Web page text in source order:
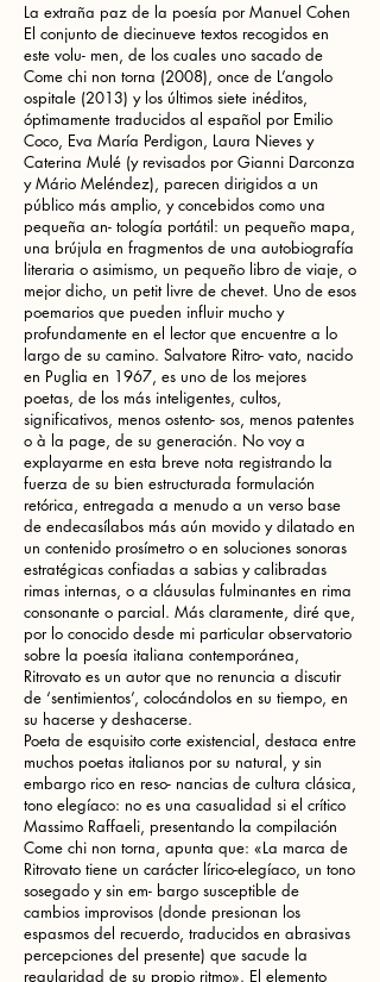
La extraña paz de la poesía por Manuel Cohen
El conjunto de diecinueve textos recogidos en
este volu- men, de los cuales uno sacado de
Come chi non torna (2008), once de L’angolo
ospitale (2013) y los últimos siete inéditos,
óptimamente traducidos al español por Emilio
Coco, Eva María Perdigon, Laura Nieves y
Caterina Mulé (y revisados por Gianni Darconza
y Mário Meléndez), parecen dirigidos a un
público más amplio, y concebidos como una
pequeña an- tología portátil: un pequeño mapa,
una brújula en fragmentos de una autobiografía
literaria o asimismo, un pequeño libro de viaje, o
mejor dicho, un petit livre de chevet. Uno de esos
poemarios que pueden influir mucho y
profundamente en el lector que encuentre a lo
largo de su camino. Salvatore Ritro- vato, nacido
en Puglia en 1967, es uno de los mejores
poetas, de los más inteligentes, cultos,
significativos, menos ostento- sos, menos patentes
o à la page, de su generación. No voy a
explayarme en esta breve nota registrando la
fuerza de su bien estructurada formulación
retórica, entregada a menudo a un verso base
de endecasílabos más aún movido y dilatado en
un contenido prosímetro o en soluciones sonoras
estratégicas confiadas a sabias y calibradas
rimas internas, o a cláusulas fulminantes en rima
consonante o parcial. Más claramente, diré que,
por lo conocido desde mi particular observatorio
sobre la poesía italiana contemporánea,
Ritrovato es un autor que no renuncia a discutir
de ‘sentimientos’, colocándolos en su tiempo, en
su hacerse y deshacerse.
Poeta de esquisito corte existencial, destaca entre
muchos poetas italianos por su natural, y sin
embargo rico en reso- nancias de cultura clásica,
tono elegíaco: no es una casualidad si el crítico
Massimo Raffaeli, presentando la compilación
Come chi non torna, apunta que: «La marca de
Ritrovato tiene un carácter lírico-elegíaco, un tono
sosegado y sin em- bargo susceptible de
cambios improvisos (donde presionan los
espasmos del recuerdo, traducidos en abrasivas
percepciones del presente) que sacude la
regularidad de su propio ritmo». El elemento